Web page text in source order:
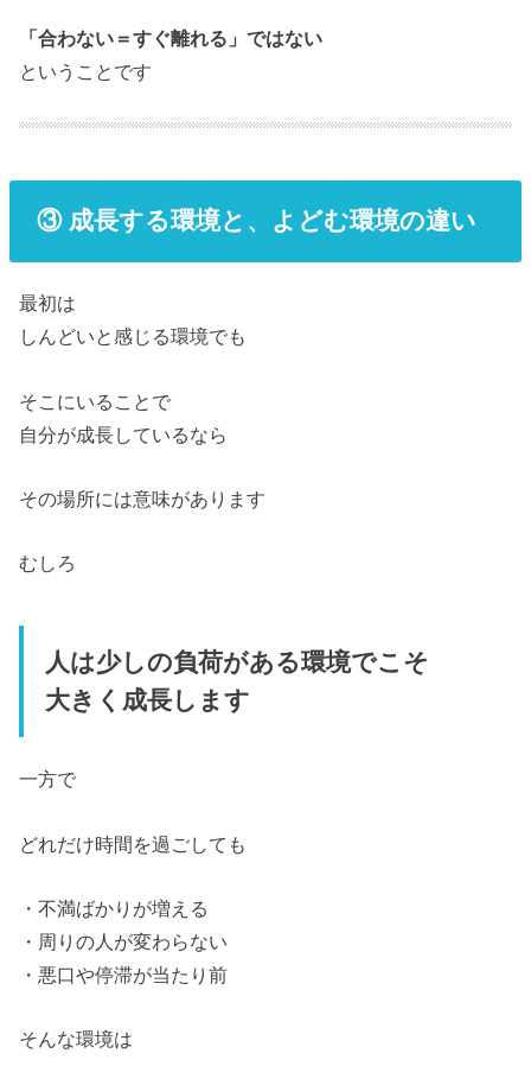
「合わない＝すぐ離れる」ではない
ということです
③ 成長する環境と、よどむ環境の違い
最初は
しんどいと感じる環境でも
そこにいることで
自分が成長しているなら
その場所には意味があります
むしろ
人は少しの負荷がある環境でこそ
大きく成長します
一方で
どれだけ時間を過ごしても
・不満ばかりが増える
・周りの人が変わらない
・悪口や停滞が当たり前
そんな環境は